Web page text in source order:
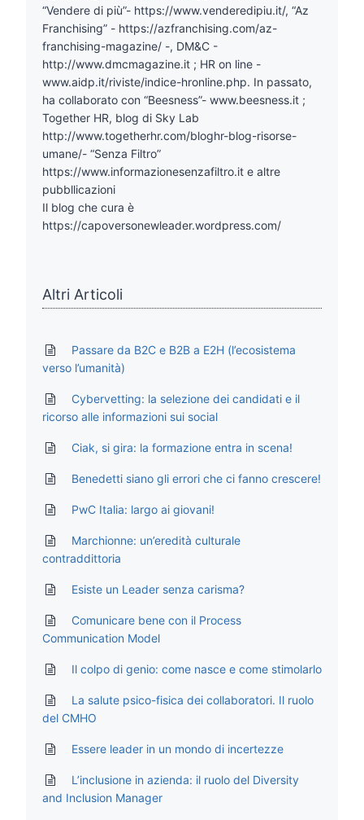
“Vendere di più”- https://www.venderedipiu.it/, “Az
Franchising” - https://azfranchising.com/az-
franchising-magazine/ -, DM&C -
http://www.dmcmagazine.it ; HR on line -
www.aidp.it/riviste/indice-hronline.php. In passato,
ha collaborato con “Beesness”- www.beesness.it ;
Together HR, blog di Sky Lab
http://www.togetherhr.com/bloghr-blog-risorse-
umane/- “Senza Filtro”
https://www.informazionesenzafiltro.it e altre
pubbllicazioni
Il blog che cura è
https://capoversonewleader.wordpress.com/
Altri Articoli
Passare da B2C e B2B a E2H (l’ecosistema
verso l’umanità)
Cybervetting: la selezione dei candidati e il
ricorso alle informazioni sui social
Ciak, si gira: la formazione entra in scena!
Benedetti siano gli errori che ci fanno crescere!
PwC Italia: largo ai giovani!
Marchionne: un’eredità culturale
contraddittoria
Esiste un Leader senza carisma?
Comunicare bene con il Process
Communication Model
Il colpo di genio: come nasce e come stimolarlo
La salute psico-fisica dei collaboratori. Il ruolo
del CMHO
Essere leader in un mondo di incertezze
L’inclusione in azienda: il ruolo del Diversity
and Inclusion Manager